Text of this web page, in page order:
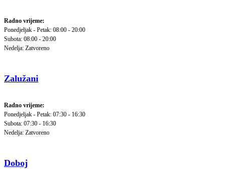
Radno vrijeme:
Ponedjeljak - Petak: 08:00 - 20:00
Subota: 08:00 - 20:00
Nedelja: Zatvoreno
Zalužani
Radno vrijeme:
Ponedjeljak - Petak: 07:30 - 16:30
Subota: 07:30 - 16:30
Nedelja: Zatvoreno
Doboj